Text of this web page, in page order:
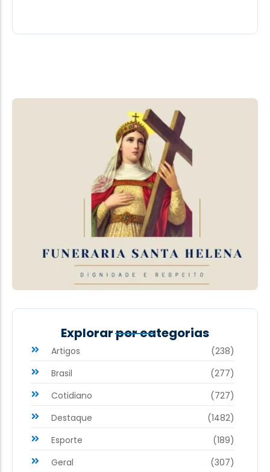
Explorar por categorias
Artigos
(238)
Brasil
(277)
Cotidiano
(727)
Destaque
(1482)
Esporte
(189)
Geral
(307)